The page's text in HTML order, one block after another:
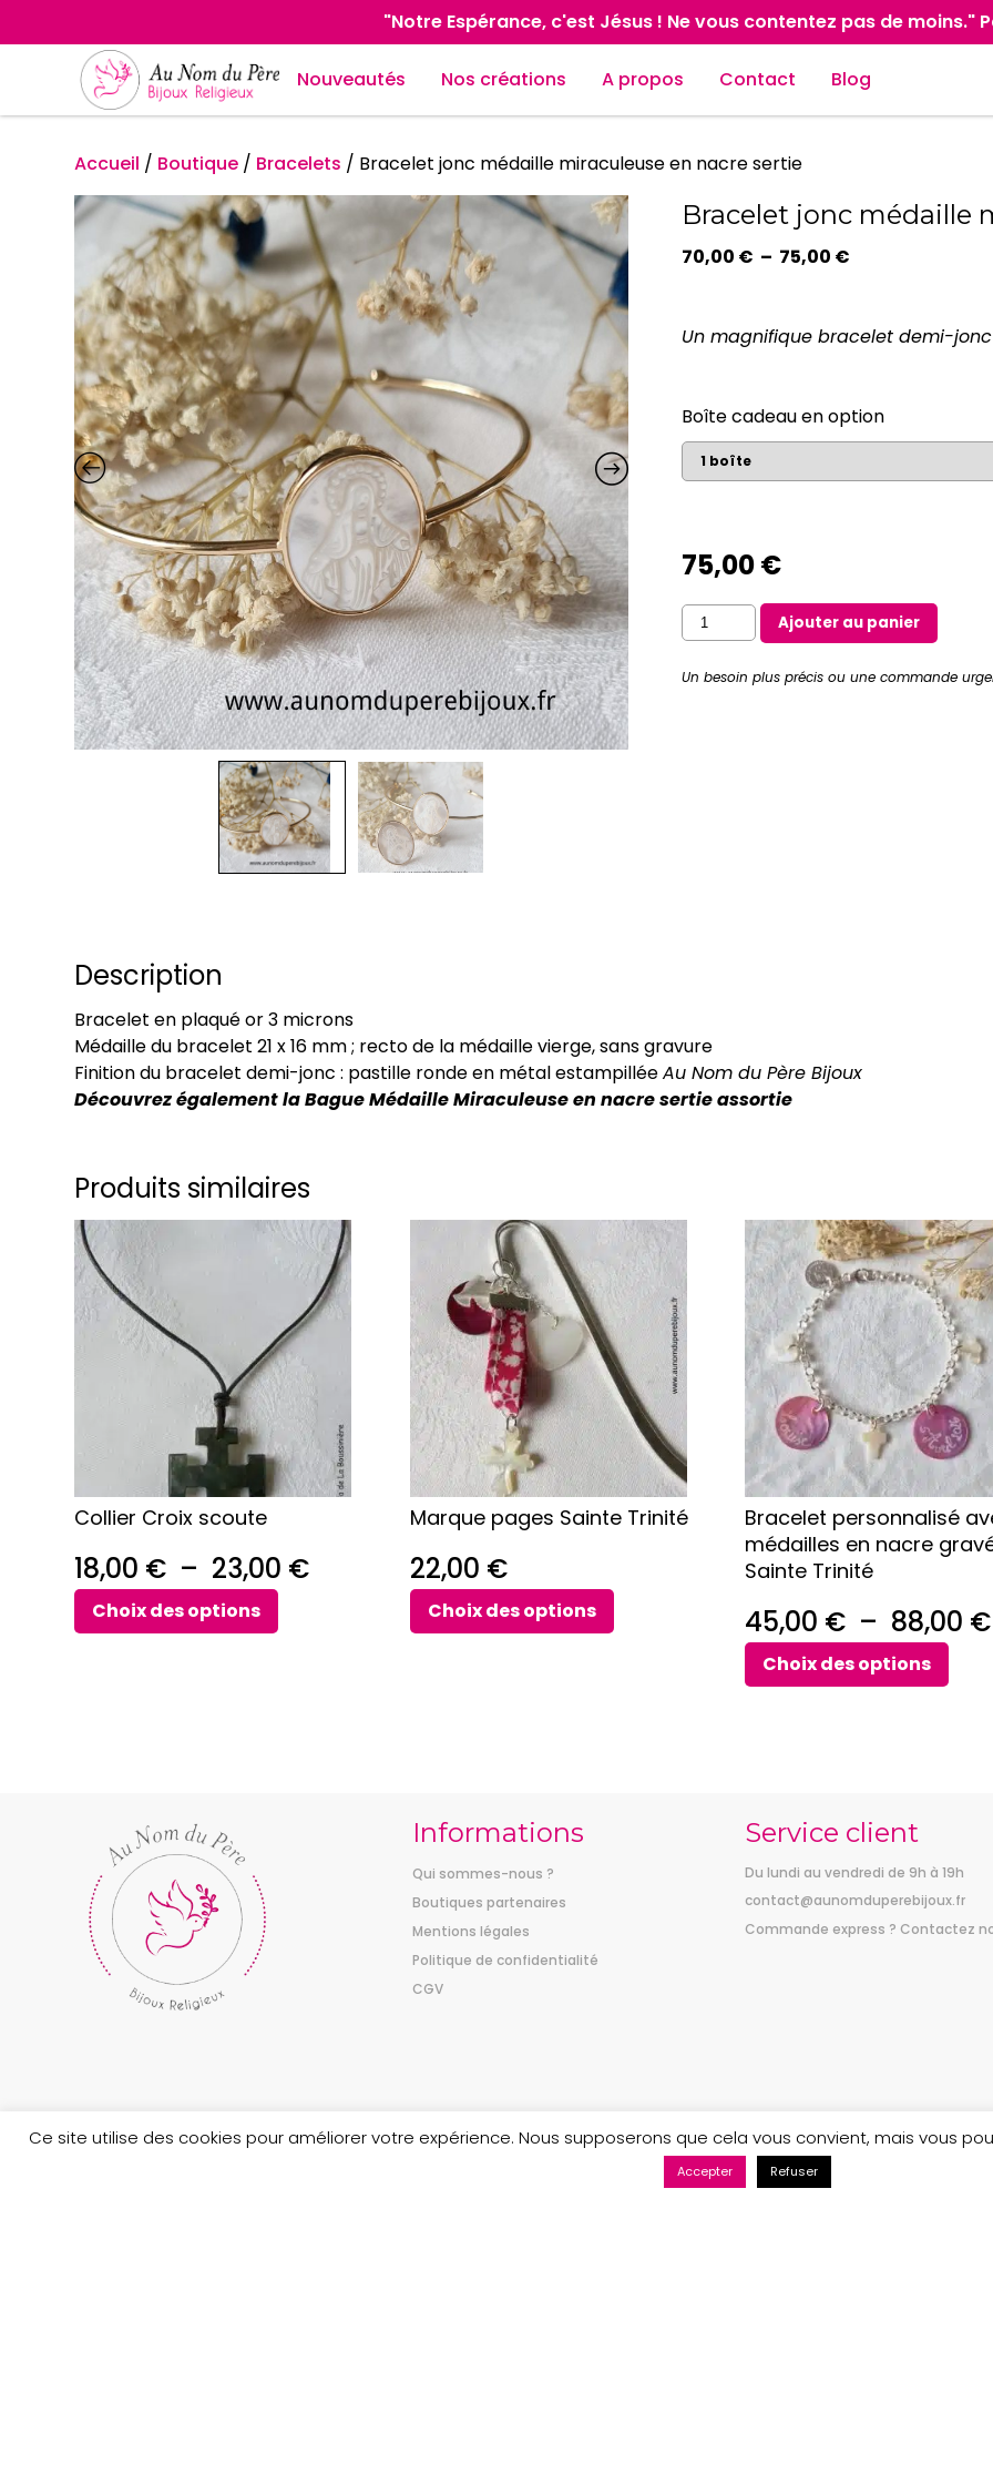
"Notre Espérance, c'est Jésus ! Ne vous contentez pas de moins."
Nouveautés Nos créations A propos Contact Blog
Accueil / Boutique / Bracelets / Bracelet jonc médaille miraculeuse en nacre sertie
Bracelet jonc médaille
70,00 € – 75,00 €
70,00 €
Un magnifique bracelet demi-
Boîte cadeau en option
75,00€
quantité
de
Bracelet
Ajouter au panier
Un besoin plus précis ou une commande
Description
Bracelet en plaqué or 3 microns
Médaille du bracelet 21 x 16 mm ; recto de la médaille vierge, sans gravure
Finition du bracelet demi-jonc : pastille ronde en métal estampilléeAu Nom du Père Bijoux
Découvrez également la Bague Médaille Miraculeuse en nacre sertie assortie
Produits similaires
Collier Croix scoute
18,00 € – 23,00 €Plage
Choix des options
Ce
produit
a
plusieurs
variations.
choisies
sur
la
page
du
produit
Marque pages Sainte Trinité
22,00 €
Choix des options
plusieurs
variations.
Les
options
peuvent
être
choisies
sur
la
page
du
produit
Bracelet personnalisé
médailles en nacre
Sainte Trinité
45,00 € – 88,00 €
Choix des options
Ce
produit
a
plusieurs
variations.
Les
options
peuvent
être
choisies
sur
la
page
du
produit
Informations
Qui sommes-nous ?
Boutiques partenaires
Mentions légales
Politique de confidentialité
CGV
Service client
Du lundi au vendredi de 9h à 19h
contact@aunomduperebijoux.fr
Commande express ? Contactez
Copyright © 2023 Au nom du Père boutique
Maintenance web par Bluekat Digital
Ce site utilise des cookies pour améliorer votre expérience. Nous supposerons que cela vous convient, mais vous
Accepter Refuser